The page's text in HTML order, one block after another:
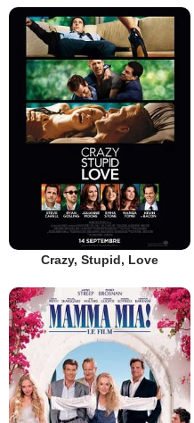
Crazy, Stupid, Love